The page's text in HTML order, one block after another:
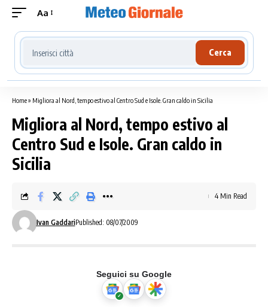
Aa
Cerca località meteo
Cerca
Home» Migliora al Nord, tempo estivo al Centro Sud e Isole. Gran caldo in Sicilia
Migliora al Nord, tempo estivo al
Centro Sud e Isole. Gran caldo in
Sicilia
Ivan GaddariPublished: 08/07/2009
4 Min Read
Seguici su Google